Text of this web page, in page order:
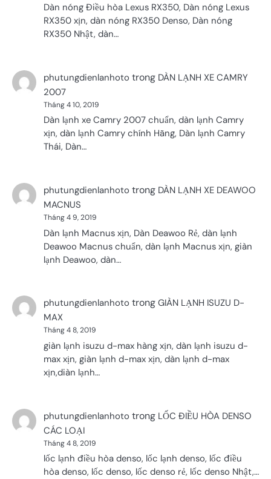
Dàn nóng Điều hòa Lexus RX350, Dàn nóng Lexus
RX350 xịn, dàn nóng RX350 Denso, Dàn nóng
RX350 Nhật, dàn…
phutungdienlanhoto trong DÀN LẠNH XE CAMRY
2007
Tháng 4 10, 2019
Dàn lạnh xe Camry 2007 chuẩn, dàn lạnh Camry
xịn, dàn lạnh Camry chính Hãng, Dàn lạnh Camry
Thái, Dàn…
phutungdienlanhoto trong DÀN LẠNH XE DEAWOO
MACNUS
Tháng 4 9, 2019
Dàn lạnh Macnus xịn, Dàn Deawoo Rẻ, dàn lạnh
Deawoo Macnus chuẩn, dàn lạnh Macnus xịn, giàn
lạnh Deawoo, dàn…
phutungdienlanhoto trong GIÀN LẠNH ISUZU D-
MAX
Tháng 4 8, 2019
giàn lạnh isuzu d-max hàng xịn, dàn lạnh isuzu d-
max xịn, giàn lạnh d-max xịn, dàn lạnh d-max
xịn,diàn lạnh…
phutungdienlanhoto trong LỐC ĐIỀU HÒA DENSO
CÁC LOẠI
Tháng 4 8, 2019
lốc lạnh điều hòa denso, lốc lạnh denso, lốc điều
hòa denso, lốc denso, lốc denso rẻ, lốc denso Nhật,…